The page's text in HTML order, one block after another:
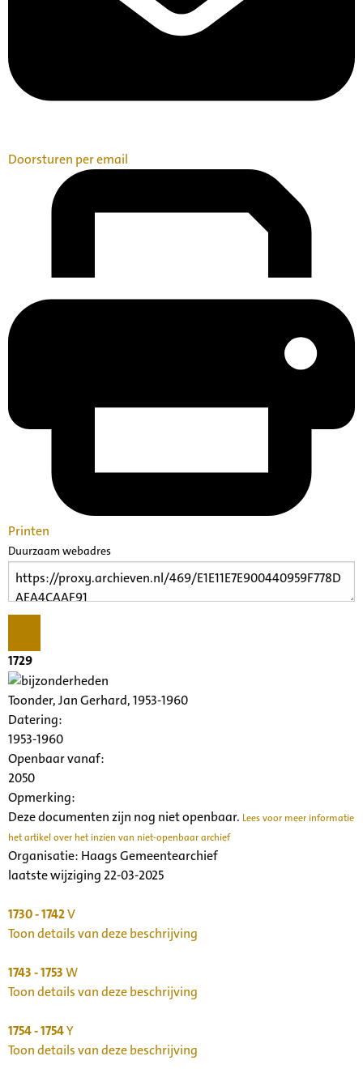
Doorsturen per email
Printen
Duurzaam webadres
1729
Toonder, Jan Gerhard, 1953-1960
Datering:
1953-1960
Openbaar vanaf:
2050
Opmerking:
Deze documenten zijn nog niet openbaar. Lees voor meer informatie
het artikel over het inzien van niet-openbaar archief
Organisatie: Haags Gemeentearchief
laatste wijziging 22-03-2025
1730 - 1742V
Toon details van deze beschrijving
1743 - 1753W
Toon details van deze beschrijving
1754 - 1754Y
Toon details van deze beschrijving